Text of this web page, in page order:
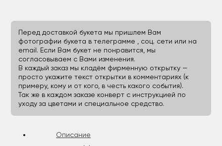
Перед доставкой букета мы пришлем Вам
фотографии букета в телеграмме , соц. сети или на
email. Если Вам букет не понравится, мы
согласовываем с Вами изменения.
В каждый заказ мы кладём фирменную открытку —
просто укажите текст открытки в комментариях (к
примеру, кому и от кого, в честь какого события).
Так же в каждом заказе конверт с инструкцией по
уходу за цветами и специальное средство.
Описание